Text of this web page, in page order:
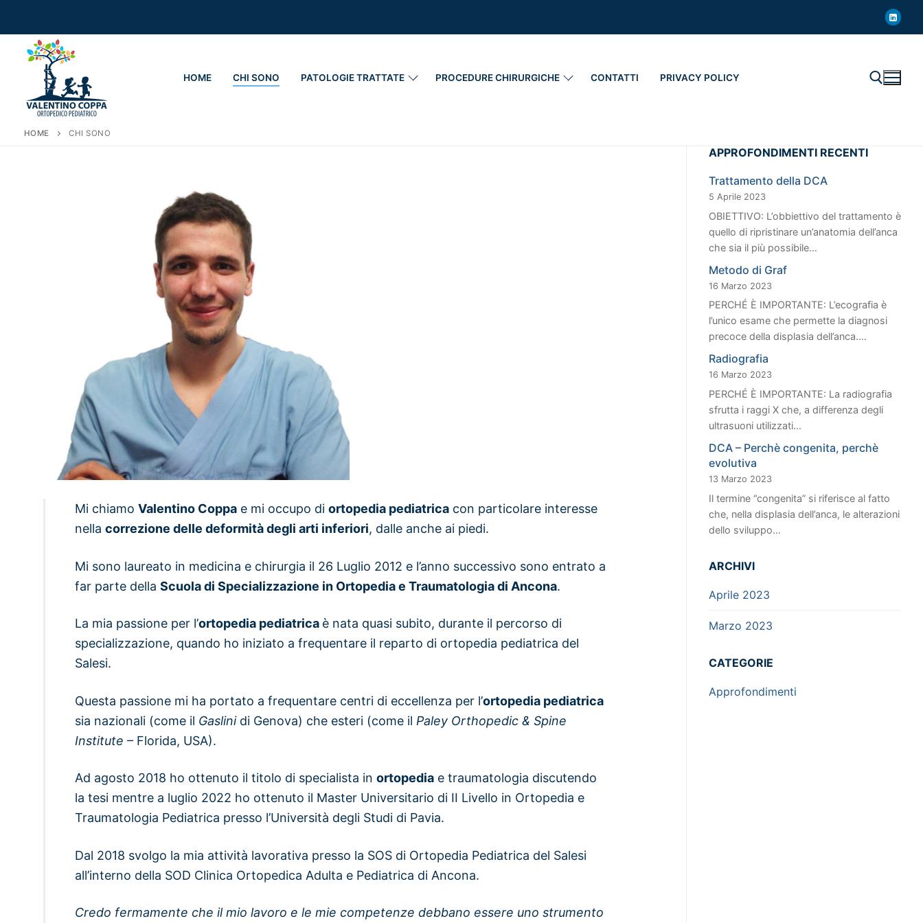
contenuto
HOME CHI SONO PATOLOGIE TRATTATE PROCEDURE CHIRURGICHE CONTATTI PRIVACY POLICY
HOME CHI SONO
Mi chiamoValentino Coppa e mi occupo diortopedia pediatrica con particolare interesse
nellacorrezione delle deformità degli arti inferiori, dalle anche ai piedi.
Mi sono laureato in medicina e chirurgia il 26 Luglio 2012 e l’anno successivo sono entrato a
far parte dellaScuola di Specializzazione in Ortopedia e Traumatologia di Ancona.
La mia passione per l’ortopedia pediatrica è nata quasi subito, durante il percorso di
specializzazione, quando ho iniziato a frequentare il reparto di ortopedia pediatrica del
Salesi.
Questa passione mi ha portato a frequentare centri di eccellenza per l’ortopedia pediatrica
sia nazionali (come il Gaslinidi Genova) che esteri (come il Paley Orthopedic & Spine
Institute – Florida, USA).
Ad agosto 2018 ho ottenuto il titolo di specialista inortopedia e traumatologia discutendo
la tesi mentre a luglio 2022 ho ottenuto il Master Universitario di II Livello in Ortopedia e
Traumatologia Pediatrica presso l’Università degli Studi di Pavia.
Dal 2018 svolgo la mia attività lavorativa presso la SOS di Ortopedia Pediatrica del Salesi
all’interno della SOD Clinica Ortopedica Adulta e Pediatrica di Ancona.
Credo fermamente che il mio lavoro e le mie competenze debbano essere uno strumento
APPROFONDIMENTI RECENTI
Trattamento della DCA
5 Aprile 2023
OBIETTIVO: L’obbiettivo del trattamento è
quello di ripristinare un’anatomia dell’anca
che sia il più possibile…
Metodo di Graf
16 Marzo 2023
PERCHÉ È IMPORTANTE: L’ecografia è
l’unico esame che permette la diagnosi
precoce della displasia dell’anca.…
Radiografia
16 Marzo 2023
PERCHÉ È IMPORTANTE: La radiografia
sfrutta i raggi X che, a differenza degli
ultrasuoni utilizzati…
DCA – Perchè congenita, perchè
evolutiva
13 Marzo 2023
Il termine “congenita” si riferisce al fatto
che, nella displasia dell’anca, le alterazioni
dello sviluppo…
ARCHIVI
Aprile 2023
Marzo 2023
CATEGORIE
Approfondimenti